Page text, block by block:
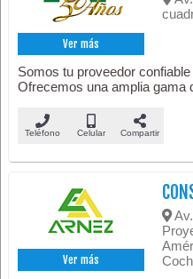
Ver más
Somos tu proveedor
Ofrecemos una amplia gama
Teléfono Celular Compartir
Ver más